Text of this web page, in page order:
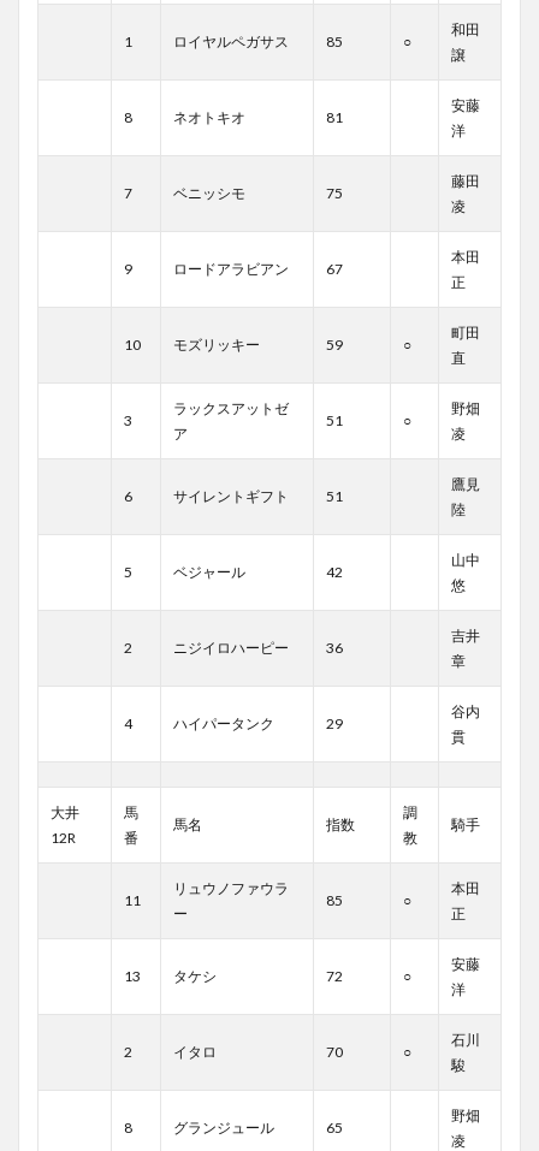
1 ロイヤルペガサス 85 ○
和田
譲
8 ネオトキオ 81
安藤
洋
7 ベニッシモ 75
藤田
凌
9 ロードアラビアン 67
本田
正
10 モズリッキー 59 ○
町田
直
3
ラックスアットゼ
ア
51 ○
野畑
凌
6 サイレントギフト 51
鷹見
陸
5 ベジャール 42
山中
悠
2 ニジイロハーピー 36
吉井
章
4 ハイパータンク 29
谷内
貫
大井
12R
馬
番
馬名 指数
調
教
騎手
11
リュウノファウラ
ー
85 ○
本田
正
13 タケシ 72 ○
安藤
洋
2 イタロ 70 ○
石川
駿
8 グランジュール 65
野畑
凌